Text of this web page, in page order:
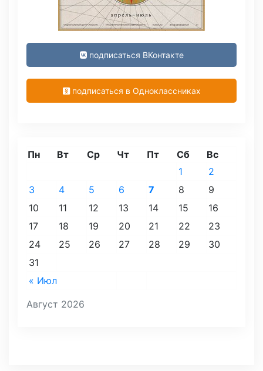
подписаться ВКонтакте
подписаться в Одноклассниках
Август 2026
Пн Вт Ср Чт Пт Сб Вс
« Июл
1
2
3
4 5 6 7 8
9
10
11 12 13 14 15
16
17
18 19 20 21 22
23
24
25 26 27 28 29
30
31